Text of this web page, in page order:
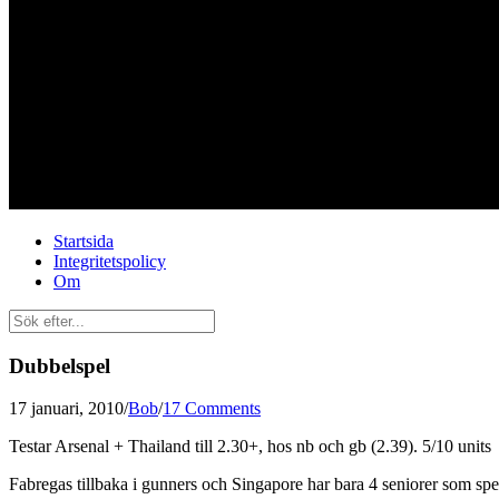
Startsida
Integritetspolicy
Om
Dubbelspel
17 januari, 2010/Bob/17 Comments
Testar Arsenal + Thailand till 2.30+, hos nb och gb (2.39). 5/10 units
Fabregas tillbaka i gunners och Singapore har bara 4 seniorer som